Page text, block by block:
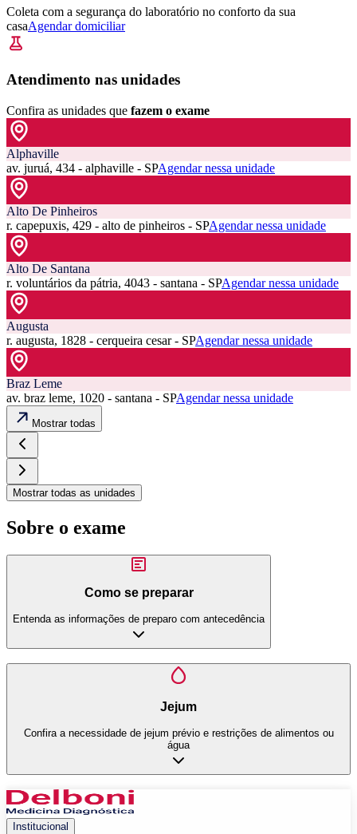
Coleta com a segurança do laboratório no conforto da sua
casaAgendar domiciliar
Atendimento nas unidades
Confira as unidades que fazem o exame
Alphaville
av. juruá, 434 - alphaville - SPAgendar nessa unidade
Alto De Pinheiros
r. capepuxis, 429 - alto de pinheiros - SPAgendar nessa unidade
Alto De Santana
r. voluntários da pátria, 4043 - santana - SPAgendar nessa unidade
Augusta
r. augusta, 1828 - cerqueira cesar - SPAgendar nessa unidade
Braz Leme
av. braz leme, 1020 - santana - SPAgendar nessa unidade
Mostrar todas
Mostrar todas as unidades
Sobre o exame
Como se preparar
Entenda as informações de preparo com antecedência
Jejum
Confira a necessidade de jejum prévio e restrições de alimentos ou
água
Institucional